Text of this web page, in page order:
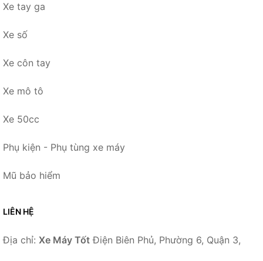
Xe tay ga
Xe số
Xe côn tay
Xe mô tô
Xe 50cc
Phụ kiện - Phụ tùng xe máy
Mũ bảo hiểm
LIÊN HỆ
Địa chỉ: Xe Máy Tốt Điện Biên Phủ, Phường 6, Quận 3,